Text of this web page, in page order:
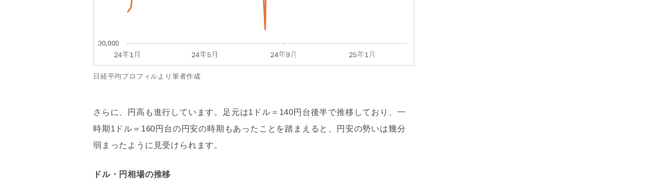
日経平均プロフィルより筆者作成
さらに、円高も進行しています。足元は1ドル＝140円台後半で推移しており、一
時期1ドル＝160円台の円安の時期もあったことを踏まえると、円安の勢いは幾分
弱まったように見受けられます。
ドル・円相場の推移